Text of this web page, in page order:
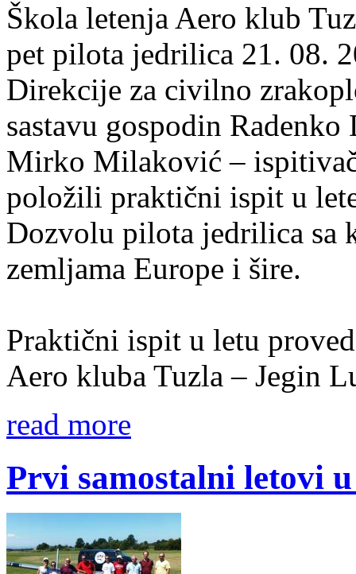
Škola letenja Aero klub
pet pilota jedrilica 21. 08.
Direkcije za civilno
sastavu gospodin
Mirko Milaković –
položili praktični ispit u
Dozvolu pilota jedrilica sa
zemljama Europe i šire.
Praktični ispit u letu
Aero kluba Tuzla – Jegin
read more
Prvi samostalni letovi